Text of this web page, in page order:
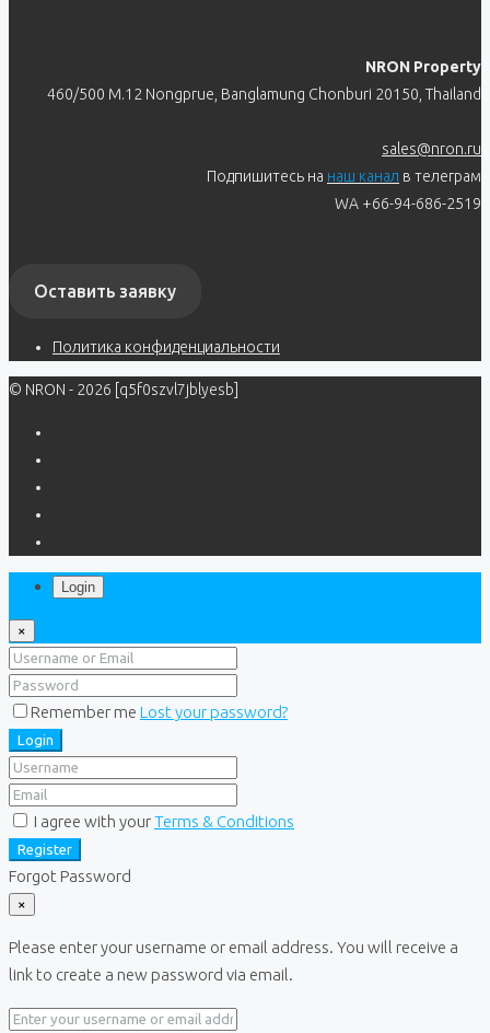
NRON Property
460/500 M.12 Nongprue, Banglamung Chonburi 20150, Thailand
sales@nron.ru
Подпишитесь на наш канал в телеграм
WA +66-94-686-2519
Оставить заявку
Политика конфиденциальности
© NRON - 2026 [q5f0szvl7jblyesb]
Login
×
Remember me Lost your password?
Login
I agree with yourTerms & Conditions
Register
Forgot Password
×
Please enter your username or email address. You will receive a
link to create a new password via email.